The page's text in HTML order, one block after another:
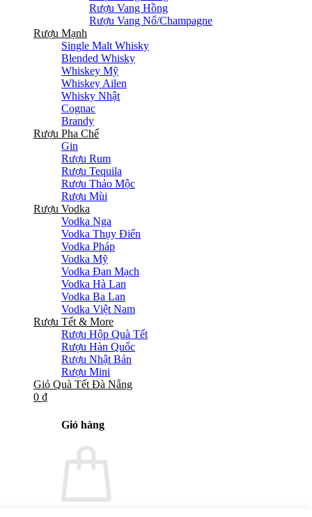
Rượu Vang Hồng
Rượu Vang Nổ/Champagne
Rượu Mạnh
Single Malt Whisky
Blended Whisky
Whiskey Mỹ
Whiskey Ailen
Whisky Nhật
Cognac
Brandy
Rượu Pha Chế
Gin
Rượu Rum
Rượu Tequila
Rượu Thảo Mộc
Rượu Mùi
Rượu Vodka
Vodka Nga
Vodka Thụy Điển
Vodka Pháp
Vodka Mỹ
Vodka Đan Mạch
Vodka Hà Lan
Vodka Ba Lan
Vodka Việt Nam
Rượu Tết & More
Rượu Hộp Quà Tết
Rượu Hàn Quốc
Rượu Nhật Bản
Rượu Mini
Giỏ Quà Tết Đà Nẵng
0 ₫
Giỏ hàng